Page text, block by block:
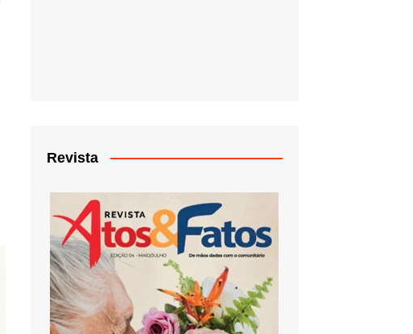
Revista